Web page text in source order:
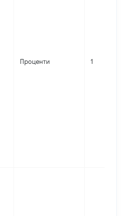
Проценти 1